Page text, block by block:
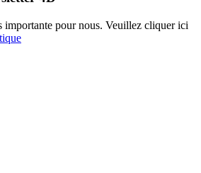
importante pour nous. Veuillez cliquer ici